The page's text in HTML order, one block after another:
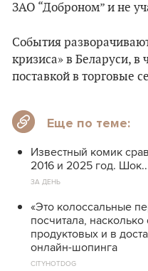
ЗАО “Доброном” и не
События
кризиса» в Беларуси, в
поставкой в торговые
Еще по теме:
Известный комик
2016 и 2025 год.
ЗА ДЕНЬ
«Это колоссальные
посчитала,
продуктовых и в
онлайн-шопинга
CITYHOTDOG